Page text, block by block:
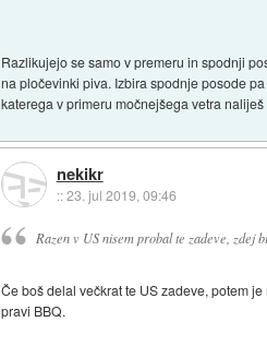
Razlikujejo se samo v premeru in spodnji
na pločevinki piva. Izbira spodnje posode
katerega v primeru močnejšega vetra naliješ
nekikr
::23. jul 2019, 09:46
Razen v US nisem probal te zadeve, zdej
Če boš delal večkrat te US zadeve, potem
pravi BBQ.